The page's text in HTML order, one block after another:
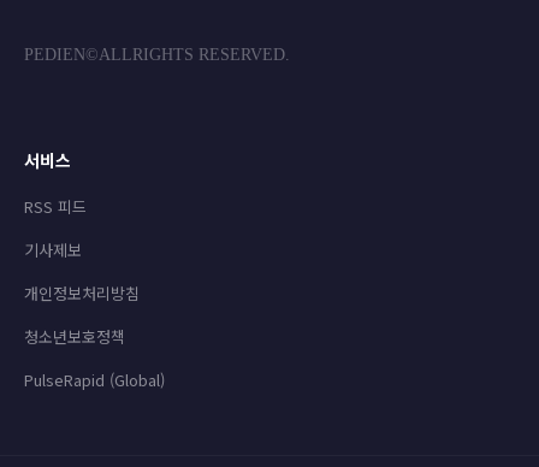
PEDIEN©ALLRIGHTS RESERVED.
서비스
RSS 피드
기사제보
개인정보처리방침
청소년보호정책
PulseRapid (Global)